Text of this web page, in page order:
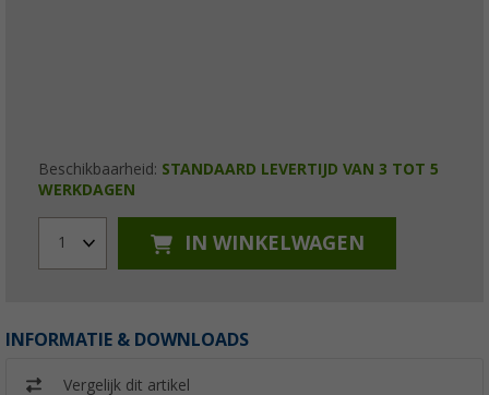
Beschikbaarheid: STANDAARD LEVERTIJD VAN 3 TOT 5
WERKDAGEN
1 IN WINKELWAGEN
INFORMATIE & DOWNLOADS
Vergelijk dit artikel